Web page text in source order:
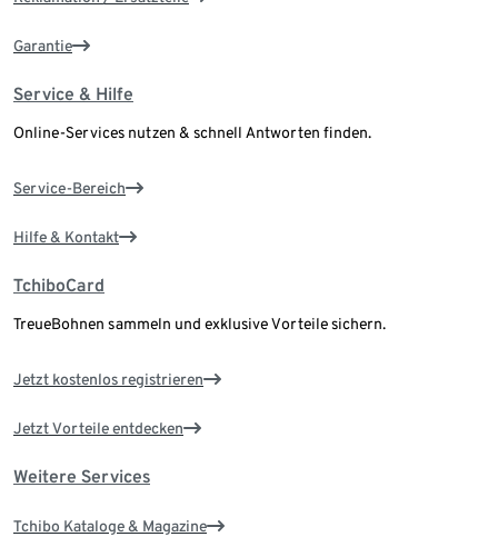
Garantie
Service & Hilfe
Online-Services nutzen & schnell Antworten finden.
Service-Bereich
Hilfe & Kontakt
TchiboCard
TreueBohnen sammeln und exklusive Vorteile sichern.
Jetzt kostenlos registrieren
Jetzt Vorteile entdecken
Weitere Services
Tchibo Kataloge & Magazine